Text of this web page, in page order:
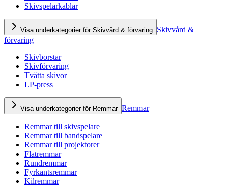
Skivspelarkablar
Visa underkategorier för Skivvård & förvaring Skivvård &
förvaring
Skivborstar
Skivförvaring
Tvätta skivor
LP-press
Visa underkategorier för Remmar Remmar
Remmar till skivspelare
Remmar till bandspelare
Remmar till projektorer
Flatremmar
Rundremmar
Fyrkantsremmar
Kilremmar